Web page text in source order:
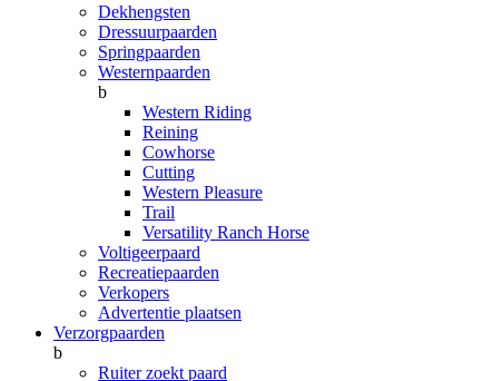
Dekhengsten
Dressuurpaarden
Springpaarden
Westernpaarden
b
Western Riding
Reining
Cowhorse
Cutting
Western Pleasure
Trail
Versatility Ranch Horse
Voltigeerpaard
Recreatiepaarden
Verkopers
Advertentie plaatsen
Verzorgpaarden
b
Ruiter zoekt paard